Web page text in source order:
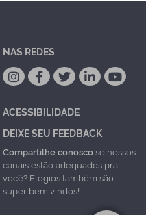
NAS REDES
ACESSIBILIDADE
DEIXE SEU FEEDBACK
Compartilhe conoscose nossos
canais estão adequados pra
você? Elogios também são
super bem vindos!